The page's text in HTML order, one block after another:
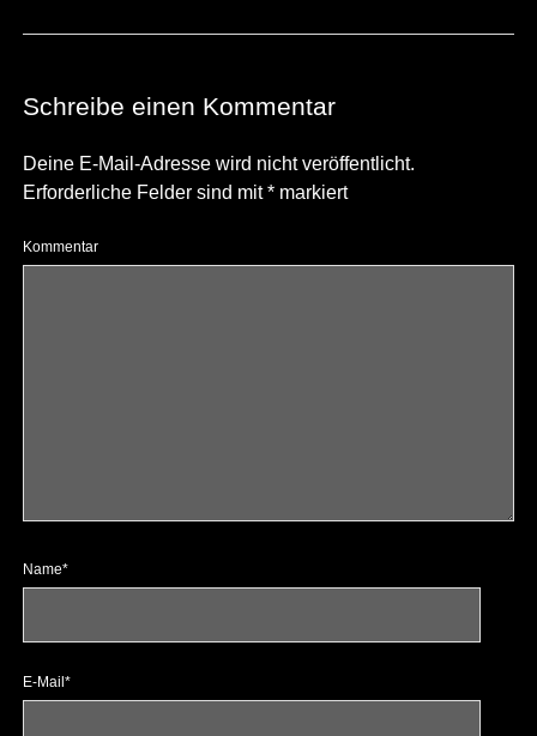
Schreibe einen Kommentar
Deine E-Mail-Adresse wird nicht veröffentlicht.
Erforderliche Felder sind mit*markiert
Kommentar
Name*
E-Mail*